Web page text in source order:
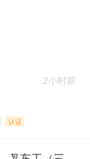
2小时前
认证